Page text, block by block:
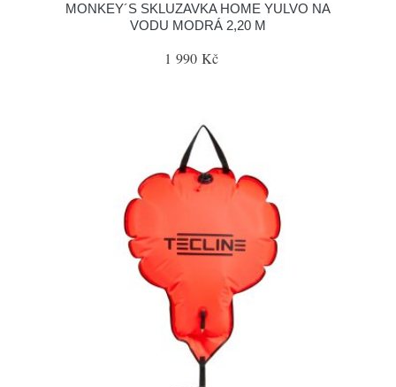
MONKEY´S SKLUZAVKA HOME YULVO NA
VODU MODRÁ 2,20 M
1 990 Kč